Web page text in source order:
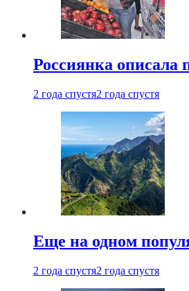
Россиянка описала
2 года спустя2 года спустя
Еще на одном
2 года спустя2 года спустя